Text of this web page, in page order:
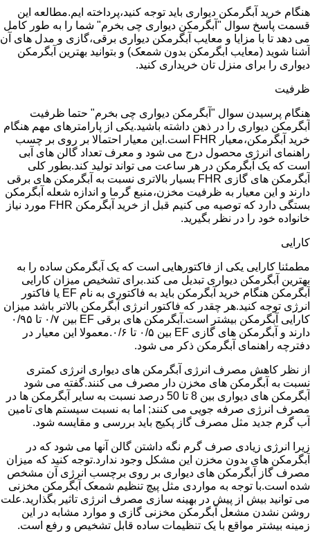
هنگام خرید آبگرمکن دیواری باید توجه کنید،پرداخته ایم.مطالعه این
قسمت پاسخ سوال "آبگرمکن دیواری چی بخرم" شما را به طور کامل
می دهد تا با مزایا و معایب آبگرمکن دیواری برقی،گازی و مدل های آن
آشنا شوید (معایب ابگرمکن بدون شمعک) و بتوانید بهترین آبگرمکن
دیواری را برای منزل تان خریداری کنید.
ظرفیت
هنگام پرسیدن سوال "آبگرمکن دیواری چی بخرم" حتما ظرفیت
آبگرمکن دیواری را در ذهن داشته باشید.یکی از پارامترهای مهم هنگام
خرید آبگرمکن،معیار FHR است.این معیار احتمالا بر روی بر چسب
راهنمای انرژی محصول درج می شود و معرف تعداد گالن های آبی
است که یک آبگرمکن در هر ساعت می تواند تولید کند.بطور کلی
آبگرمکن های گازی FHR بسیار بالاتری نسبت به آبگرمکن های برقی
دارند و این معیار به ظرفیت مخزن،منبع گرما و اندازه شعله آبگرمکن
بستگی دارد که توصیه می کنیم قبل از خرید آبگرمکن FHR مورد نیاز
خانواده خود را در نظر بگیرید.
کارایی
مطمئنا کارایی یکی از فاکتورهایی است که یک آبگرمکن ساده را به
بهترین آبگرمکن دیواری تبدیل می کند.برای تشخیص میزان کارایی
آبگرمکن هنگام خرید آبگرمکن باید به فاکتوری به نام EF یا فاکتور
انرژی توجه کنید.هر چقدر که فاکتور انرژی آبگرمکن بالاتر باشد میزان
کارایی آبگرمکن بیشتر است.آبگرمکن های برقی EF بین ۰/۷ تا ۰/۹۵
دارند و آبگرمکن های گازی EF بین ۰/۵ تا ۰/۶.معمولا این معیار در
دفترچه راهنمای آبگرمکن ذکر می شود.
از نظر کاهش مصرف انرژی آبگرمکن های دیواری انرژی کمتری
نسبت به آبگرمکن های مخزن دار مصرف می کنند.گفته می شود
آبگرمکن های دیواری بین 8 تا 50 درصد نسبت به سایر آبگرمکن ها در
مصرف انرژی صرفه جویی می کنند; اما به نسبت سیستم های تامین
آب گرم جدید مثل مصرف گاز پکیج باید بررسی و مقایسه شود.
زیرا انرژی زیادی صرف گرم نگه داشتن گالن آنها می شود که در
آبگرمکن های بدون مخزن این مشکل وجود ندارد.توجه کنید که میزان
مصرف گاز آبگرمکن های دیواری بر روی برچسب انرژی آن مشخص
شده است.با توجه به مواردی مثل پیچ تنظیم شمعک آبگرمکن مخزنی
می توانید بیش از پیش در بهینه سازی مصرف انرژی تاثیر بگذارید.علت
روشن نشدن مشعل آبگرمکن مخزنی گازی و موارد مشابه در این
زمینه بیشتر مواقع با یک تنظیمات ساده قابل تشخیص و رفع است.